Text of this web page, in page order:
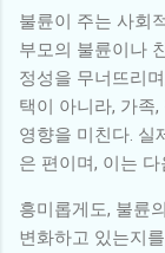
불륜이 주는 사회
부모의 불륜이나
정성을 무너뜨리
택이 아니라, 가족
영향을 미친다. 실
은 편이며, 이는
흥미롭게도, 불륜
변화하고 있는지